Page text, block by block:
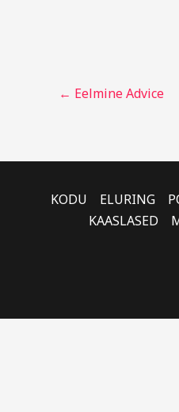
← Eelmine Advice
KODU ELURING
KAASLASED